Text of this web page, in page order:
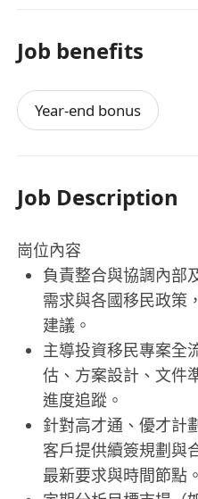
Job benefits
Year-end bonus
Job Description
崗位內容
負責整合與協調內部
需求與各國移民政策
建議。
主導投資移民專案全
估、方案設計、文件
進度追蹤。
針對高才通、優才計
客戶提供續簽規劃與
最新要求與時間節點。